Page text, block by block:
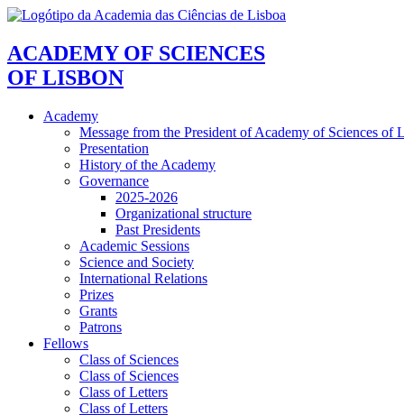
ACADEMY OF SCIENCES
OF LISBON
Academy
Message from the President of Academy of Sciences of
Presentation
History of the Academy
Governance
2025-2026
Organizational structure
Past Presidents
Academic Sessions
Science and Society
International Relations
Prizes
Grants
Patrons
Fellows
Class of Sciences
Class of Sciences
Class of Letters
Class of Letters